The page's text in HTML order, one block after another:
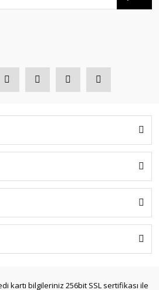
kartı bilgileriniz 256bit SSL sertifikası ile